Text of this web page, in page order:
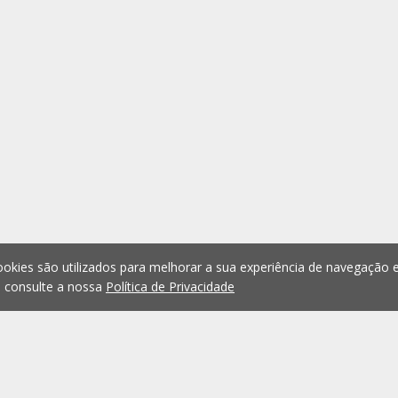
são utilizados para melhorar a sua experiência de navegação
a nossa Política de Privacidade